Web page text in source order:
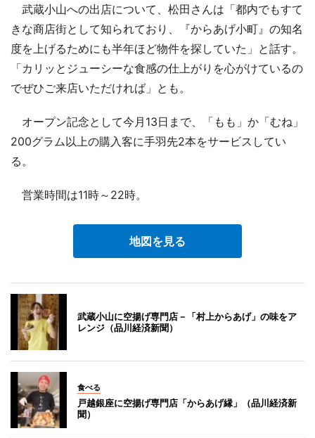
武蔵小山への出店について、松田さんは「都内でもすて
きな商店街として知られており、『からあげ小町』の知名
度を上げるためにも半年ほど物件を探していた」と話す。
「カリッとジューシーな食感の仕上がりを心がけているの
でぜひご来店いただければ」とも。
オープン記念として今月13日まで、「もも」か「むね」
200グラム以上の購入客に手羽先2本をサービスしてい
る。
営業時間は11時～22時。
地図を見る
武蔵小山に空揚げ専門店－「村上からあげ」の味をア
レンジ（品川経済新聞）
食べる
戸越銀座に空揚げ専門店「からあげ縁」（品川経済新
聞）